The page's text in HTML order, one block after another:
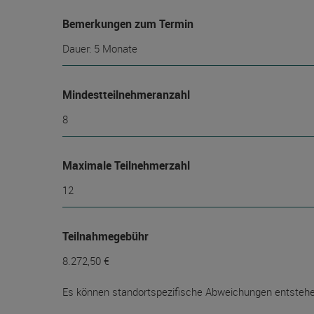
Bemerkungen zum Termin
Dauer: 5 Monate
Mindest­teilnehmer­anzahl
8
Maximale Teilnehmerzahl
12
Teilnahmegebühr
8.272,50 €
Es können standortspezifische Abweichungen